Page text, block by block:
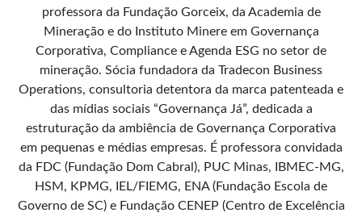
professora da Fundação Gorceix, da Academia de
Mineração e do Instituto Minere em Governança
Corporativa, Compliance e Agenda ESG no setor de
mineração. Sócia fundadora da Tradecon Business
Operations, consultoria detentora da marca patenteada e
das mídias sociais “Governança Já”, dedicada a
estruturação da ambiência de Governança Corporativa
em pequenas e médias empresas. É professora convidada
da FDC (Fundação Dom Cabral), PUC Minas, IBMEC-MG,
HSM, KPMG, IEL/FIEMG, ENA (Fundação Escola de
Governo de SC) e Fundação CENEP (Centro de Excelência